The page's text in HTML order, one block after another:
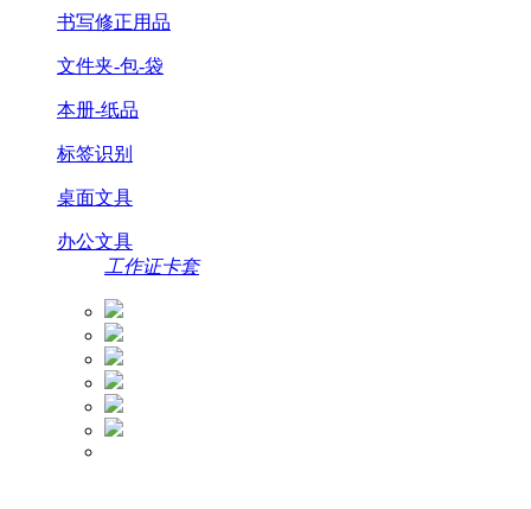
书写修正用品
文件夹-包-袋
本册-纸品
标签识别
桌面文具
办公文具
工作证卡套